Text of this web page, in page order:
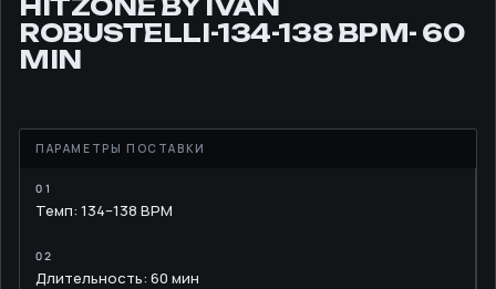
HITZONE BY IVAN
ROBUSTELLI-134-138 BPM- 60
MIN
Темп: 134–138 BPM
Длительность: 60 мин